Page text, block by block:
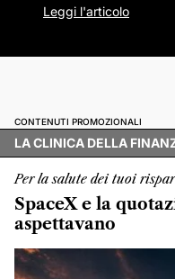
Leggi l'articolo
CONTENUTI PROMOZIONALI
LA CLINICA DELLA
Per la salute dei tuoi
SpaceX e la
aspettavano